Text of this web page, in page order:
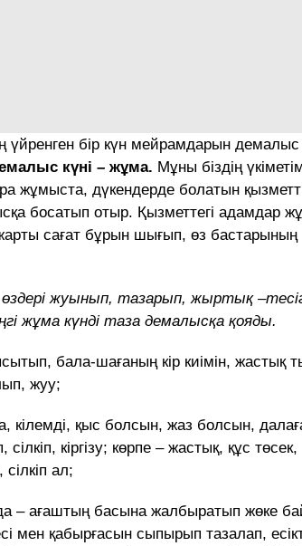
үйренген бір күн мейрамдарын демалыс
күні – жұма. Мұны біздің
жұмыста, дүкендерде болатын
босатып отыр. Қызметтегі адамдар
сағат бұрын шығып, өз бастарының
өздері жуынып, тазарып, жыртық
жұма күнді таза демалысқа қояды.
бала-шағаның кір киімін, жастық
жуу;
кілемді, қыс болсын, жаз болсын,
кіргізу; көрпе – жастық, құс төсек,
ал;
– ағаштың басына жалбыратып жөке
мен қабырғасын сыпырып тазалап,